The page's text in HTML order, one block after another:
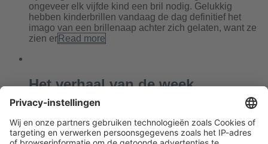
ongeveer elk vijfde kind een bril nodig. Gelukkig
hebben kinderbrillen vandaag de dag definitief het
imago van een brillenaap achter zich gelaten, want ze
zien er Read more
Het verhaal van de week
By Dominik |0 comment
De blog van vandaag ziet er deze keer wat anders uit.
We krijgen vaak verhalen van Edel-Optics klanten